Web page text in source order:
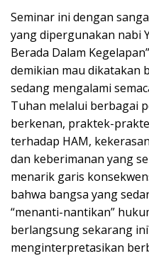
Seminar ini dengan
yang dipergunakan nabi
Berada Dalam
demikian mau dikatakan
sedang mengalami
Tuhan melalui berbagai
berkenan, praktek-
terhadap HAM,
dan keberimanan yang
menarik garis
bahwa bangsa yang
“menanti-nantikan”
berlangsung sekarang
menginterpretasikan